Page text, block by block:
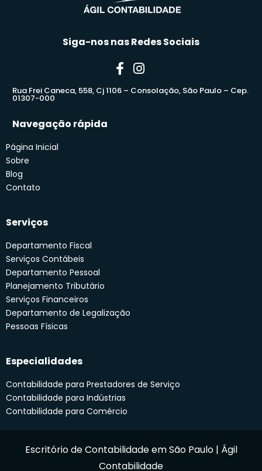
Siga-nos nas Redes Sociais
Rua Frei Caneca, 558, Cj 1106 – Consolação, São Paulo – Cep.
01307-000
Navegação rápida
Página Inicial
Sobre
Blog
Contato
Serviços
Departamento Fiscal
Serviços Contábeis
Departamento Pessoal
Planejamento Tributário
Serviços Financeiros
Departamento de Legalização
Pessoas Físicas
Especialidades
Contabilidade para Prestadores de Serviço
Contabilidade para Indústrias
Contabilidade para Comércio
Escritório de Contabilidade em São Paulo | Ágil
Contabilidade